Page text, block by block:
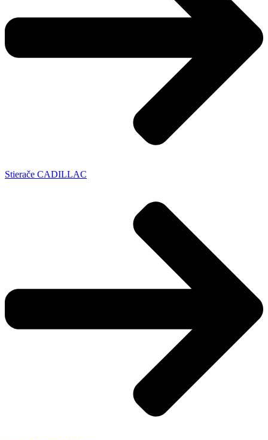
Stierače CADILLAC